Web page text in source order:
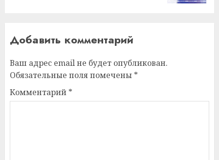
Добавить комментарий
Ваш адрес email не будет опубликован.
Обязательные поля помечены *
Комментарий *